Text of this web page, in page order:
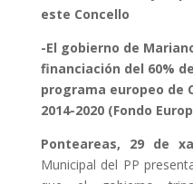
este Concello
-El gobierno de
financiación del 60%
programa europeo de
2014-2020 (Fondo
Ponteareas, 29 de
Municipal del PP